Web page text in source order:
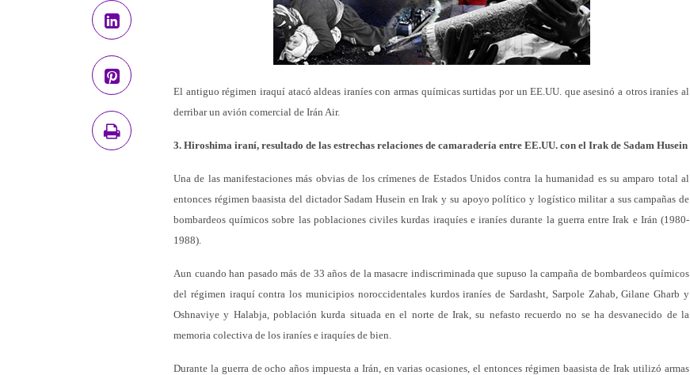
El antiguo régimen iraquí atacó aldeas iraníes con armas químicas surtidas por un EE.UU. que asesinó a otros iraníes al
derribar un avión comercial de Irán Air.
3. Hiroshima iraní, resultado de las estrechas relaciones de camaradería entre EE.UU. con el Irak de Sadam Husein
Una de las manifestaciones más obvias de los crímenes de Estados Unidos contra la humanidad es su amparo total al
entonces régimen baasista del dictador Sadam Husein en Irak y su apoyo político y logístico militar a sus campañas de
bombardeos químicos sobre las poblaciones civiles kurdas iraquíes e iraníes durante la guerra entre Irak e Irán (1980-
1988).
Aun cuando han pasado más de 33 años de la masacre indiscriminada que supuso la campaña de bombardeos químicos
del régimen iraquí contra los municipios noroccidentales kurdos iraníes de Sardasht, Sarpole Zahab, Gilane Gharb y
Oshnaviye y Halabja, población kurda situada en el norte de Irak, su nefasto recuerdo no se ha desvanecido de la
memoria colectiva de los iraníes e iraquíes de bien.
Durante la guerra de ocho años impuesta a Irán, en varias ocasiones, el entonces régimen baasista de Irak utilizó armas